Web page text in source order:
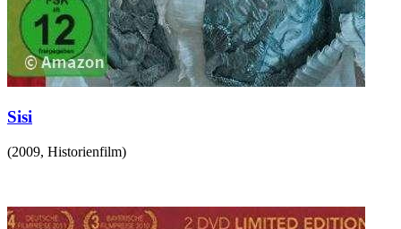
Sisi
(2009, Historienfilm)